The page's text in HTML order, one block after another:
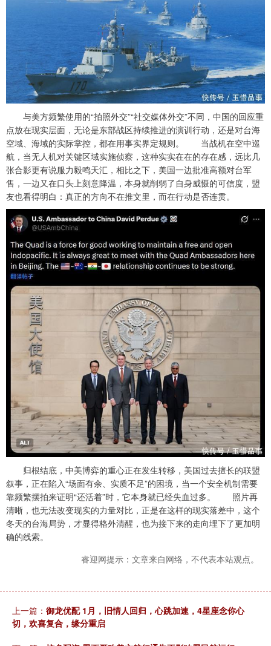
与美方频繁使用的“拍照外交”“社交媒体外交”不同，中国的回应重
点放在现实层面，无论是东部战区持续推进的演训行动，还是对台海
空域、海域的实际掌控，都在用事实界定规则。 当战机在空中巡
航，当无人机对关键区域实施侦察，这种实实在在的存在感，远比几
张合影更有说服力毅鸣天汇，相比之下，美国一边批准高额对台军
售，一边又在口头上刻意降温，本身就削弱了自身威慑的可信度，盟
友也看得明白：真正的方向不在推文里，而在行动是否连贯。
归根结底，中美博弈的重心正在发生转移，美国过去擅长的联盟
叙事，正在陷入“场面有余、实质不足”的困境，当一个安全机制需要
靠频繁摆拍来证明“还活着”时，它本身就已经失血过多。 照片再
清晰，也无法改变现实的力量对比，正是在这样的现实落差中，这个
冬天的台海局势，才显得格外清醒，也为接下来的走向埋下了更加明
确的线索。
睿迎网提示：文章来自网络，不代表本站观点。
上一篇： 御龙优配 1月，旧情人回归，心跳加速，4星座念你心
切，欢喜复合，缘分重启